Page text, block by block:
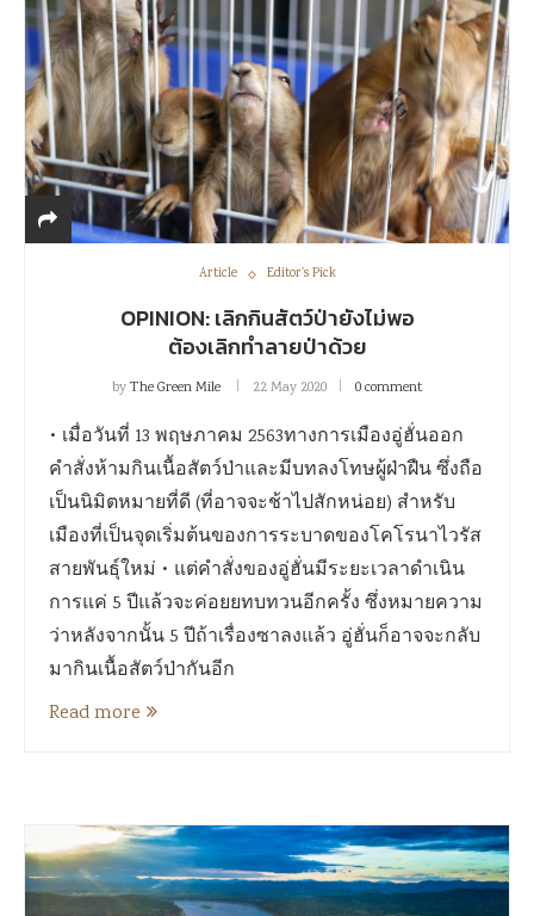
Article Editor's Pick
OPINION: เลิกกินสัตว์ป่ายังไม่พอ
ต้องเลิกทำลายป่าด้วย
byThe Green Mile 22 May 2020 0 comment
• เมื่อวันที่ 13 พฤษภาคม 2563ทางการเมืองอู่ฮั่นออก
คำสั่งห้ามกินเนื้อสัตว์ป่าและมีบทลงโทษผู้ฝ่าฝืน ซึ่งถือ
เป็นนิมิตหมายที่ดี (ที่อาจจะช้าไปสักหน่อย) สำหรับ
เมืองที่เป็นจุดเริ่มต้นของการระบาดของโคโรนาไวรัส
สายพันธุ์ใหม่ • แต่คำสั่งของอู่ฮั่นมีระยะเวลาดำเนิน
การแค่ 5 ปีแล้วจะค่อยยทบทวนอีกครั้ง ซึ่งหมายความ
ว่าหลังจากนั้น 5 ปีถ้าเรื่องซาลงแล้ว อู่ฮั่นก็อาจจะกลับ
มากินเนื้อสัตว์ป่ากันอีก
Read more